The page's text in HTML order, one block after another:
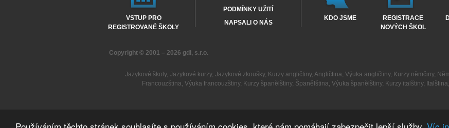
VSTUP PRO
REGISTROVANÉ ŠKOLY
PODMÍNKY UŽITÍ
NAPSALI O NÁS
KDO JSME
REGISTRACE
NOVÝCH ŠKOL
Copyright © 2001 – 2026 gdi, s.r.o.
Jazykové školy, Jazykové kurzy, Jazykové zkoušky, Kurzy angličtiny, Angličtina, Výuka angličtiny, Kurzy němčiny,
Francouzština, Výuka francouzštiny, Kurzy španělštiny, Španělština, Výuka španělštiny, Kurzy italštiny, Italština,